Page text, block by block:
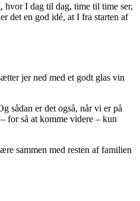
hvor I dag til dag, time til time ser,
det en god idé, at I fra starten af
jer ned med et godt glas vin
sådan er det også, når vi er på
for så at komme videre – kun
sammen med resten af familien